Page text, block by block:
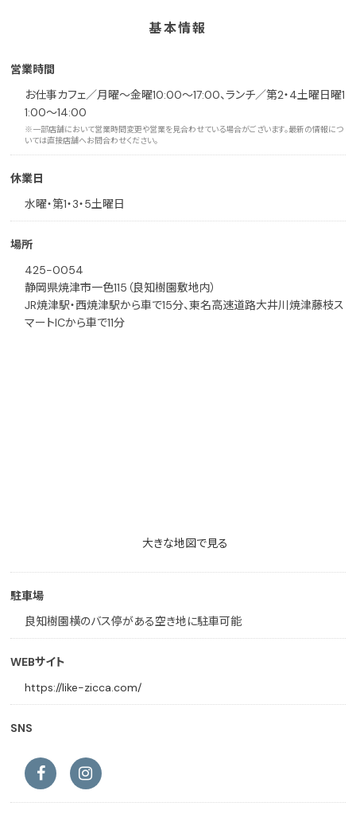
基本情報
営業時間
お仕事カフェ／月曜〜金曜10:00〜17:00、ランチ／第2・4土曜日曜1
1:00〜14:00
※一部店舗において営業時間変更や営業を見合わせている場合がございます。最新の情報につ
いては直接店舗へお問合わせください。
休業日
水曜・第1・3・5土曜日
場所
425-0054
静岡県焼津市一色115（良知樹園敷地内）
JR焼津駅・西焼津駅から車で15分、東名高速道路大井川焼津藤枝ス
マートICから車で11分
大きな地図で見る
駐車場
良知樹園横のバス停がある空き地に駐車可能
WEBサイト
https://like-zicca.com/
SNS